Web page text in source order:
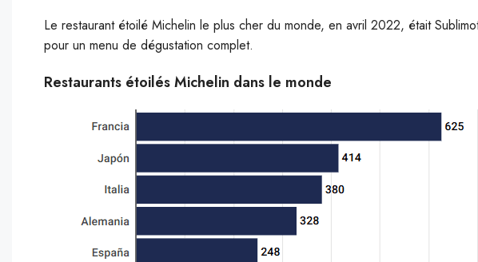
Le restaurant étoilé Michelin le plus cher du monde, en avril 2022, était
pour un menu de dégustation complet.
Restaurants étoilés Michelin dans le monde